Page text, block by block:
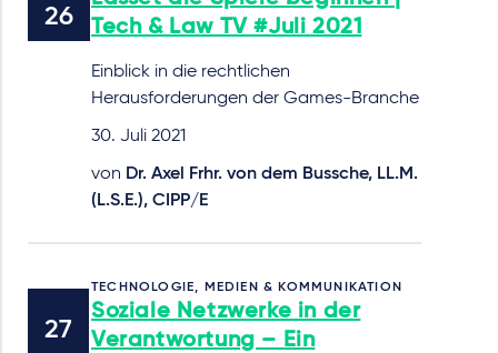
Tech & Law TV #Juli 2021
Einblick in die rechtlichen
Herausforderungen der Games-Branche
30. Juli 2021
von Dr. Axel Frhr. von dem Bussche, LL.M.
(L.S.E.), CIPP/E
TECHNOLOGIE, MEDIEN & KOMMUNIKATION
Soziale Netzwerke in der
Verantwortung – Ein